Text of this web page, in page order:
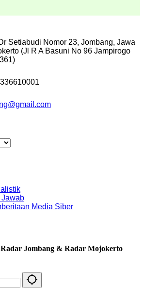
Setiabudi Nomor 23, Jombang, Jawa
(Jl R A Basuni No 96 Jampirogo
Jawab
Media Siber
Jombang & Radar Mojokerto